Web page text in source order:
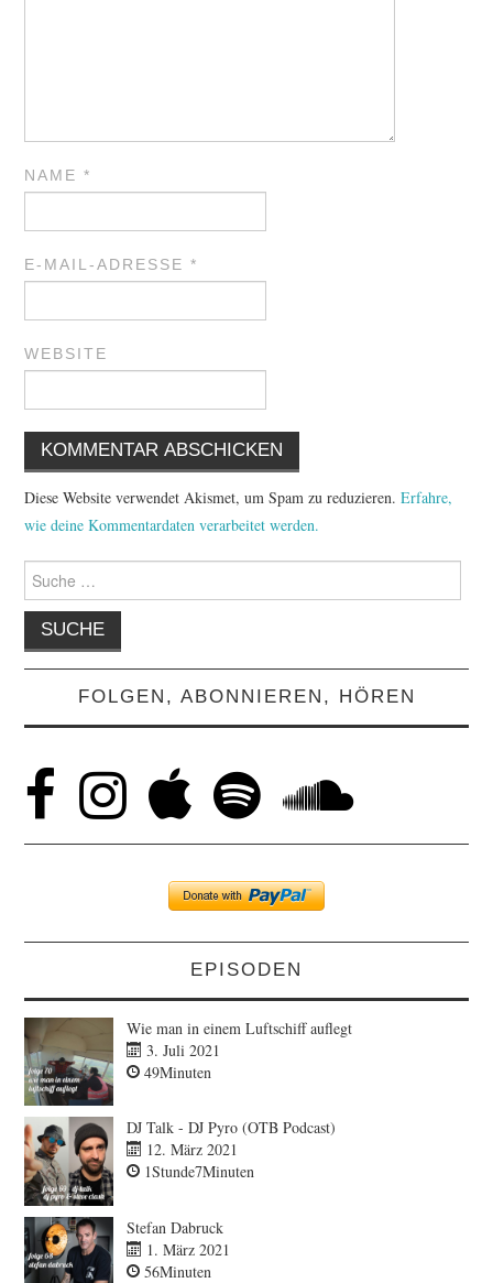
NAME*
E-MAIL-ADRESSE*
WEBSITE
Diese Website verwendet Akismet, um Spam zu reduzieren.Erfahre,
wie deine Kommentardaten verarbeitet werden.
nach:
FOLGEN, ABONNIEREN, HÖREN
EPISODEN
Wie man in einem Luftschiff auflegt
3. Juli 2021
49Minuten
DJ Talk - DJ Pyro (OTB Podcast)
12. März 2021
1Stunde7Minuten
Stefan Dabruck
1. März 2021
56Minuten